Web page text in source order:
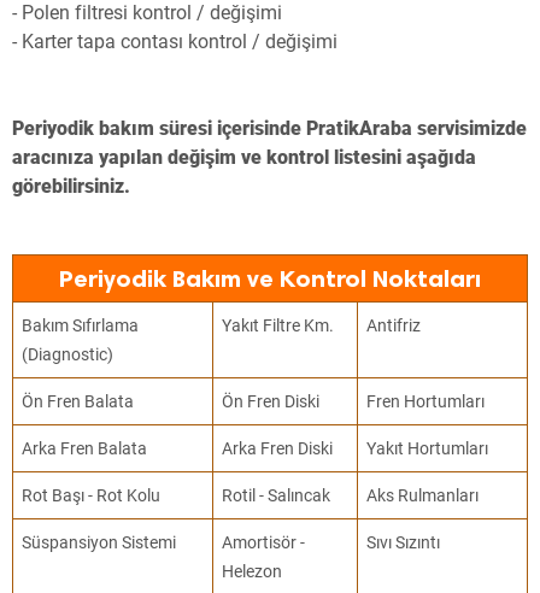
- Polen filtresi kontrol / değişimi
- Karter tapa contası kontrol / değişimi
Periyodik bakım süresi içerisinde PratikAraba servisimizde
aracınıza yapılan değişim ve kontrol listesini aşağıda
görebilirsiniz.
Periyodik Bakım ve Kontrol Noktaları
Bakım Sıfırlama
(Diagnostic)
Yakıt Filtre Km. Antifriz
Ön Fren Balata Ön Fren Diski Fren Hortumları
Arka Fren Balata Arka Fren Diski Yakıt Hortumları
Rot Başı - Rot Kolu Rotil - Salıncak Aks Rulmanları
Süspansiyon Sistemi
Amortisör -
Helezon
Sıvı Sızıntı